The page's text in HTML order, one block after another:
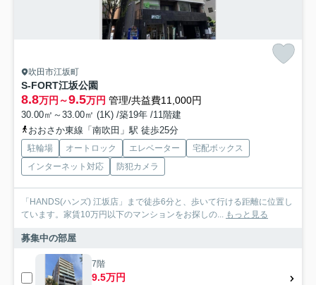
吹田市江坂町
S-FORT江坂公園
8.8万円～9.5万円 管理/共益費11,000円
30.00㎡～33.00㎡ (1K) /築19年 /11階建
おおさか東線「南吹田」駅 徒歩25分
駐輪場 オートロック エレベーター
宅配ボックス
インターネット対応
防犯カメラ
「HANDS(ハンズ) 江坂店」まで徒歩6分と、歩いて行ける距離に位置し
ています。家賃10万円以下のマンションをお探しの...
もっと見る
募集中の部屋
7階
9.5万円